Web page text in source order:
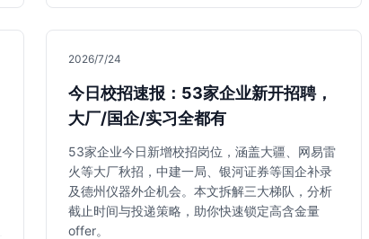
2026/7/24
今日校招速报：53家企业新开招聘，
大厂/国企/实习全都有
53家企业今日新增校招岗位，涵盖大疆、网易雷
火等大厂秋招，中建一局、银河证券等国企补录
及德州仪器外企机会。本文拆解三大梯队，分析
截止时间与投递策略，助你快速锁定高含金量
offer。